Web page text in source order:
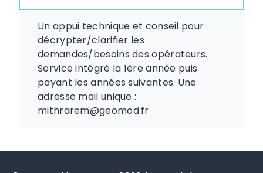
Un appui technique et conseil pour
décrypter/clarifier les
demandes/besoins des opérateurs.
Service intégré la 1ère année puis
payant les années suivantes. Une
adresse mail unique :
mithrarem@geomod.fr